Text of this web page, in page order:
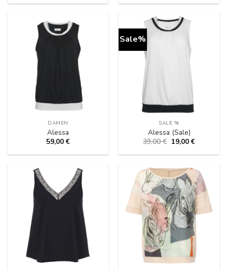
war: ist:
DAMEN
Alessa
59,00€
Sale%
SALE %
Alessa (Sale)
39,00€ Ursprünglicher
Preis
war:
19,00€Aktueller
ist: